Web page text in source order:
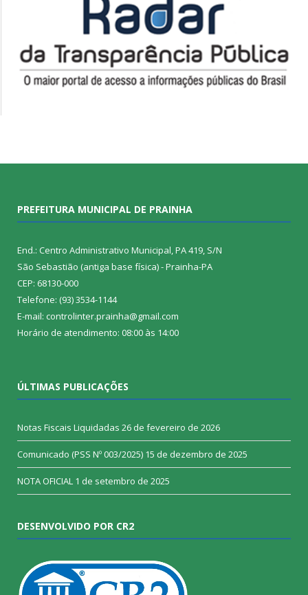
PREFEITURA MUNICIPAL DE PRAINHA
End.: Centro Administrativo Municipal, PA 419, S/N
São Sebastião (antiga base física) - Prainha-PA
CEP: 68130-000
Telefone: (93) 3534-1144
E-mail: controlinter.prainha@gmail.com
Horário de atendimento: 08:00 às 14:00
ÚLTIMAS PUBLICAÇÕES
Notas Fiscais Liquidadas 26 de fevereiro de 2026
Comunicado (PSS Nº 003/2025) 15 de dezembro de 2025
NOTA OFICIAL 1 de setembro de 2025
DESENVOLVIDO POR CR2